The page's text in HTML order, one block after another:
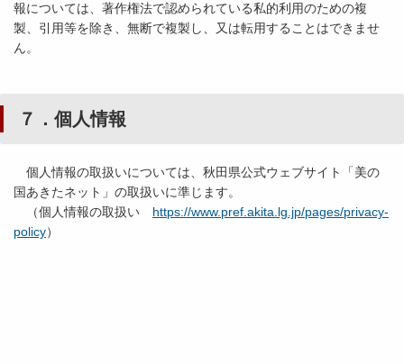
報については、著作権法で認められている私的利用のための複
製、引用等を除き、無断で複製し、又は転用することはできませ
ん。
７．個人情報
個人情報の取扱いについては、秋田県公式ウェブサイト「美の
国あきたネット」の取扱いに準じます。
（個人情報の取扱い https://www.pref.akita.lg.jp/pages/privacy-
policy）